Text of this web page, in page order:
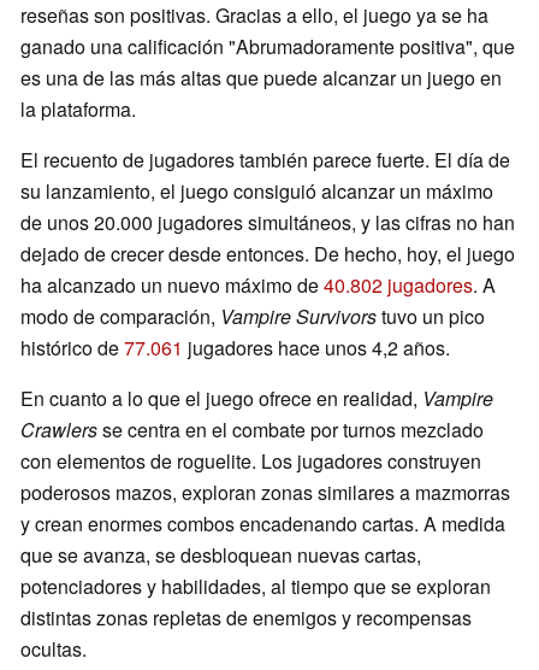
reseñas son positivas. Gracias a ello, el juego ya se ha
ganado una calificación "Abrumadoramente positiva", que
es una de las más altas que puede alcanzar un juego en
la plataforma.
El recuento de jugadores también parece fuerte. El día de
su lanzamiento, el juego consiguió alcanzar un máximo
de unos 20.000 jugadores simultáneos, y las cifras no han
dejado de crecer desde entonces. De hecho, hoy, el juego
ha alcanzado un nuevo máximo de40.802 jugadores. A
modo de comparación, Vampire Survivorstuvo un pico
histórico de77.061 jugadores hace unos 4,2 años.
En cuanto a lo que el juego ofrece en realidad, Vampire
Crawlersse centra en el combate por turnos mezclado
con elementos de roguelite. Los jugadores construyen
poderosos mazos, exploran zonas similares a mazmorras
y crean enormes combos encadenando cartas. A medida
que se avanza, se desbloquean nuevas cartas,
potenciadores y habilidades, al tiempo que se exploran
distintas zonas repletas de enemigos y recompensas
ocultas.